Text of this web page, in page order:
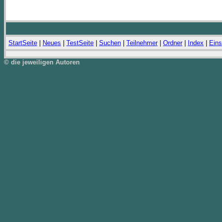
StartSeite Neues TestSeite Suchen Teilnehmer| Ordner| Index
© die jeweiligen Autoren